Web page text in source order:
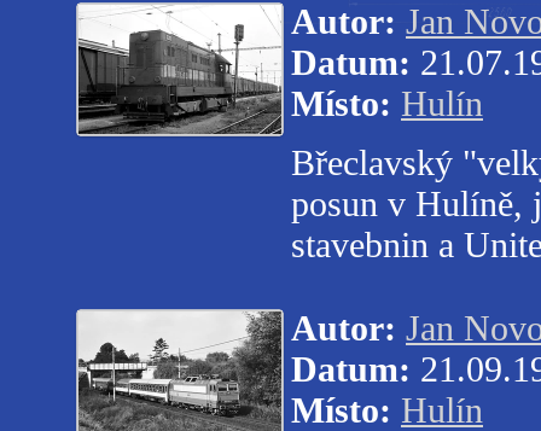
Autor: Jan
Datum:
Místo: Hulín
Břeclavský
posun v Hulíně,
stavebnin a
Autor: Jan
Datum:
Místo: Hulín